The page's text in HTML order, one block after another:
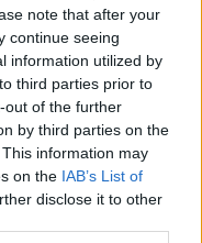
note that after your
continue seeing
information utilized by
third parties prior to
out of the further
by third parties on the
information may
on the IAB’s List of
disclose it to other
jo ensi